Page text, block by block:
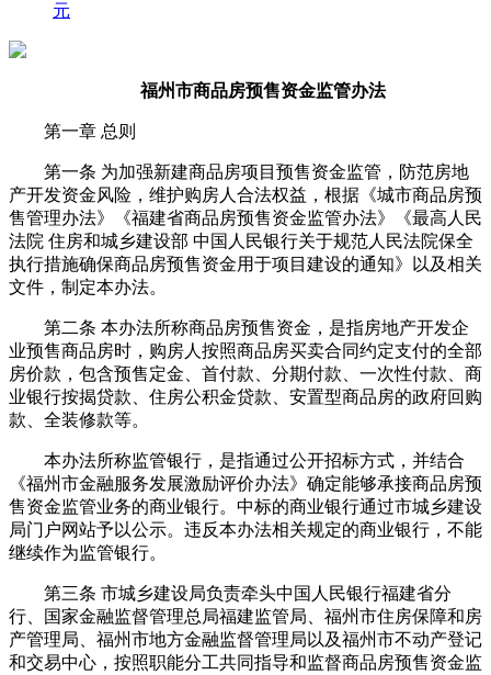
元
福州市商品房预售资金监管办法
第一章 总则
第一条 为加强新建商品房项目预售资金监管，防范房地
产开发资金风险，维护购房人合法权益，根据《城市商品房预
售管理办法》《福建省商品房预售资金监管办法》《最高人民
法院 住房和城乡建设部 中国人民银行关于规范人民法院保全
执行措施确保商品房预售资金用于项目建设的通知》以及相关
文件，制定本办法。
第二条 本办法所称商品房预售资金，是指房地产开发企
业预售商品房时，购房人按照商品房买卖合同约定支付的全部
房价款，包含预售定金、首付款、分期付款、一次性付款、商
业银行按揭贷款、住房公积金贷款、安置型商品房的政府回购
款、全装修款等。
本办法所称监管银行，是指通过公开招标方式，并结合
《福州市金融服务发展激励评价办法》确定能够承接商品房预
售资金监管业务的商业银行。中标的商业银行通过市城乡建设
局门户网站予以公示。违反本办法相关规定的商业银行，不能
继续作为监管银行。
第三条 市城乡建设局负责牵头中国人民银行福建省分
行、国家金融监督管理总局福建监管局、福州市住房保障和房
产管理局、福州市地方金融监督管理局以及福州市不动产登记
和交易中心，按照职能分工共同指导和监督商品房预售资金监